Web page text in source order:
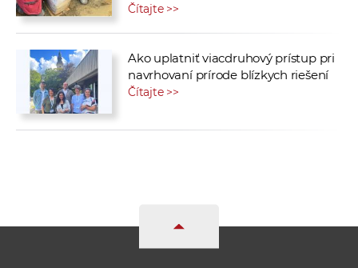
Čítajte >>
Ako uplatniť viacdruhový prístup pri
navrhovaní prírode blízkych riešení
Čítajte >>